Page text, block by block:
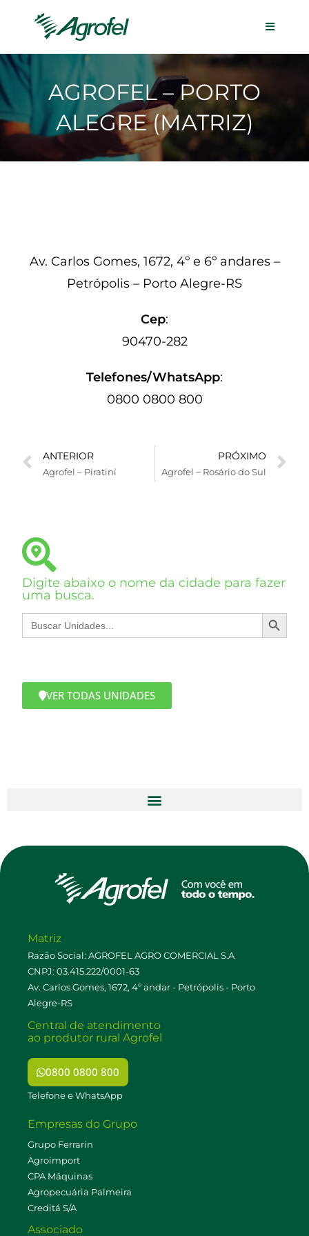
AGROFEL – PORTO
ALEGRE (MATRIZ)
Av. Carlos Gomes, 1672, 4º e 6º andares –
Petrópolis – Porto Alegre-RS
Cep:
90470-282
Telefones/WhatsApp:
0800 0800 800
ANTERIOR
Agrofel – Piratini
PRÓXIMO
Agrofel – Rosário do Sul
Digite abaixo o nome da cidade para fazer
uma busca.
Search
for:
SEARCH BUTTON
VER TODAS UNIDADES
Matriz
Razão Social: AGROFEL AGRO COMERCIAL S.A
CNPJ: 03.415.222/0001-63
Av. Carlos Gomes, 1672, 4º andar - Petrópolis - Porto
Alegre-RS
Central de atendimento
ao produtor rural Agrofel
0800 0800 800
Telefone e WhatsApp
Empresas do Grupo
Grupo Ferrarin
Agroimport
CPA Máquinas
Agropecuária Palmeira
Creditá S/A
Associado